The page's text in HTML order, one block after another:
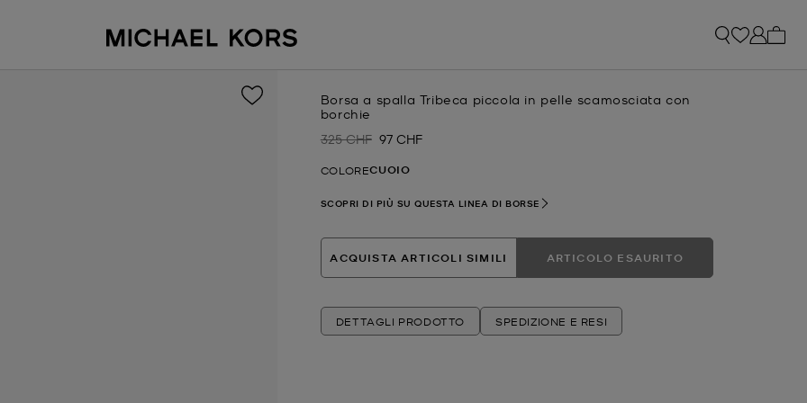
Borsa a spalla Tribeca piccola in pelle scamosciata con
borchie
Prezzo iniziale
325 CHF Prezzo attuale
97 CHF
COLORECUOIO
SCOPRI DI PIÙ SU QUESTA LINEA DI BORSE
ACQUISTA ARTICOLI SIMILI ARTICOLO ESAURITO
DETTAGLI PRODOTTO SPEDIZIONE E RESI